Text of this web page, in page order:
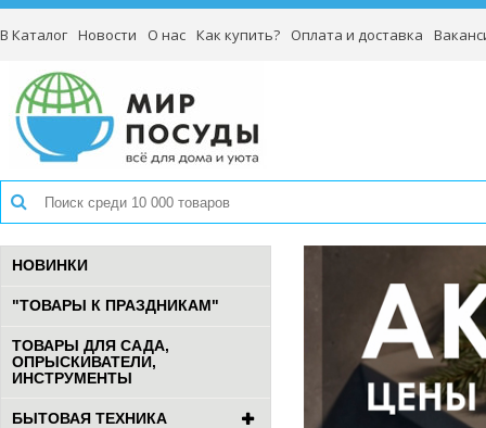
В Каталог Новости О нас Как купить? Оплата и доставка
НОВИНКИ
"ТОВАРЫ К ПРАЗДНИКАМ"
ТОВАРЫ ДЛЯ САДА,
ОПРЫСКИВАТЕЛИ,
ИНСТРУМЕНТЫ
БЫТОВАЯ ТЕХНИКА